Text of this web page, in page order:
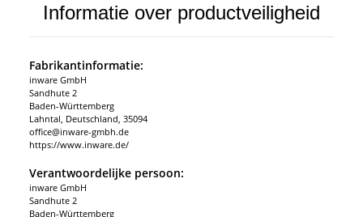
Informatie over productveiligheid
Fabrikantinformatie:
inware GmbH
Sandhute 2
Baden-Württemberg
Lahntal, Deutschland, 35094
office@inware-gmbh.de
https://www.inware.de/
Verantwoordelijke persoon:
inware GmbH
Sandhute 2
Baden-Württemberg